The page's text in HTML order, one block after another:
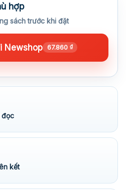
hợp
sách trước khi đặt
Newshop 67.860 ₫
đọc
kết